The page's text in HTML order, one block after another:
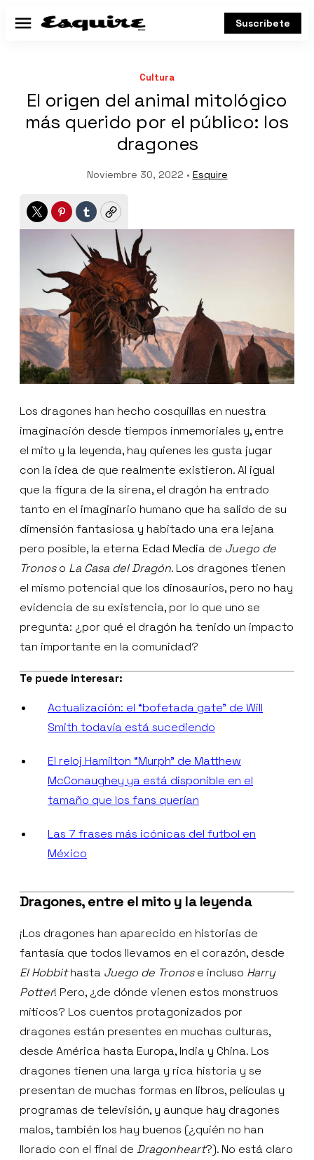
Menú Suscríbete
Cultura
El origen del animal mitológico
más querido por el público: los
dragones
Noviembre 30, 2022 • Esquire
TwitterPinterest
TumblrCopy
Los dragones han hecho cosquillas en nuestra
imaginación desde tiempos inmemoriales y, entre
el mito y la leyenda, hay quienes les gusta jugar
con la idea de que realmente existieron. Al igual
que la figura de la sirena, el dragón ha entrado
tanto en el imaginario humano que ha salido de su
dimensión fantasiosa y habitado una era lejana
pero posible, la eterna Edad Media de Juego de
Tronoso La Casa del Dragón. Los dragones tienen
el mismo potencial que los dinosaurios, pero no hay
evidencia de su existencia, por lo que uno se
pregunta: ¿por qué el dragón ha tenido un impacto
tan importante en la comunidad?
Te puede interesar:
Actualización: el “bofetada gate” de Will
Smith todavía está sucediendo
El reloj Hamilton “Murph” de Matthew
McConaughey ya está disponible en el
tamaño que los fans querían
Las 7 frases más icónicas del futbol en
México
Dragones, entre el mito y la leyenda
¡Los dragones han aparecido en historias de
fantasía que todos llevamos en el corazón, desde
El Hobbithasta Juego de Tronose incluso Harry
Potter! Pero, ¿de dónde vienen estos monstruos
míticos? Los cuentos protagonizados por
dragones están presentes en muchas culturas,
desde América hasta Europa, India y China. Los
dragones tienen una larga y rica historia y se
presentan de muchas formas en libros, películas y
programas de televisión, y aunque hay dragones
malos, también los hay buenos (¿quién no han
llorado con el final de Dragonheart?). No está claro